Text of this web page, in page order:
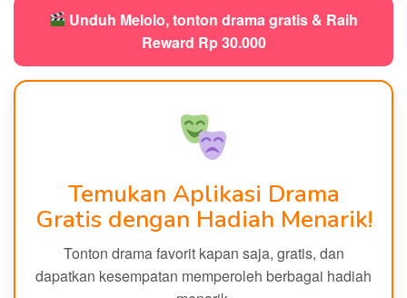
Unduh Melolo, tonton drama gratis & Raih
Reward Rp 30.000
Temukan Aplikasi Drama
Gratis dengan Hadiah Menarik!
Tonton drama favorit kapan saja, gratis, dan
dapatkan kesempatan memperoleh berbagai hadiah